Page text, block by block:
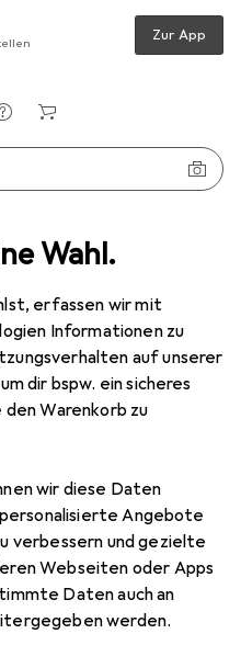
Wahl.
erfassen wir mit
Informationen zu
auf unserer
dir bspw. ein sicheres
den Warenkorb zu
wir diese Daten
Angebote
verbessern und gezielte
Webseiten oder Apps
Daten auch an
werden.
Zur App
für verschiedene Materialien
Satz 0.3mm
verschiedene
Marke